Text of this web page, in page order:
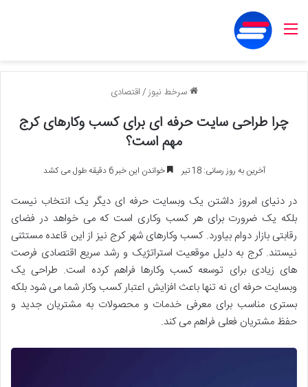
منو
سرخط نیوز/اقتصادی
چرا طراحی سایت حرفه ای برای کسب وکارهای کرج
مهم است؟
آخرین به روز رسانی: 18 تیر خواندن این خبر 6 دقیقه طول می کشد
در دنیای امروز داشتن یک وبسایت حرفه ای دیگر یک انتخاب نیست
بلکه یک ضرورت برای هر کسب وکاری است که می خواهد در فضای
رقابتی بازار دوام بیاورد. کسب وکارهای شهر کرج نیز از این قاعده مستثنی
نیستند. کرج به دلیل موقعیت استراتژیک و رشد سریع اقتصادی فرصت
های زیادی برای توسعه کسب وکارها فراهم کرده است. طراحی یک
وبسایت حرفه ای نه تنها باعث افزایش اعتبار کسب وکار شما می شود بلکه
بستری مناسب برای معرفی خدمات و محصولات به مشتریان جدید و
حفظ مشتریان فعلی فراهم می کند.